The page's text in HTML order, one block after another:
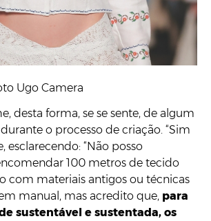
Ugo Camera
desta forma, se se sente, de algum
o processo de criação. “Sim
esclarecendo: “Não posso
100 metros de tecido
com materiais antigos ou técnicas
manual, mas acredito que, para
sustentável e sustentada, os